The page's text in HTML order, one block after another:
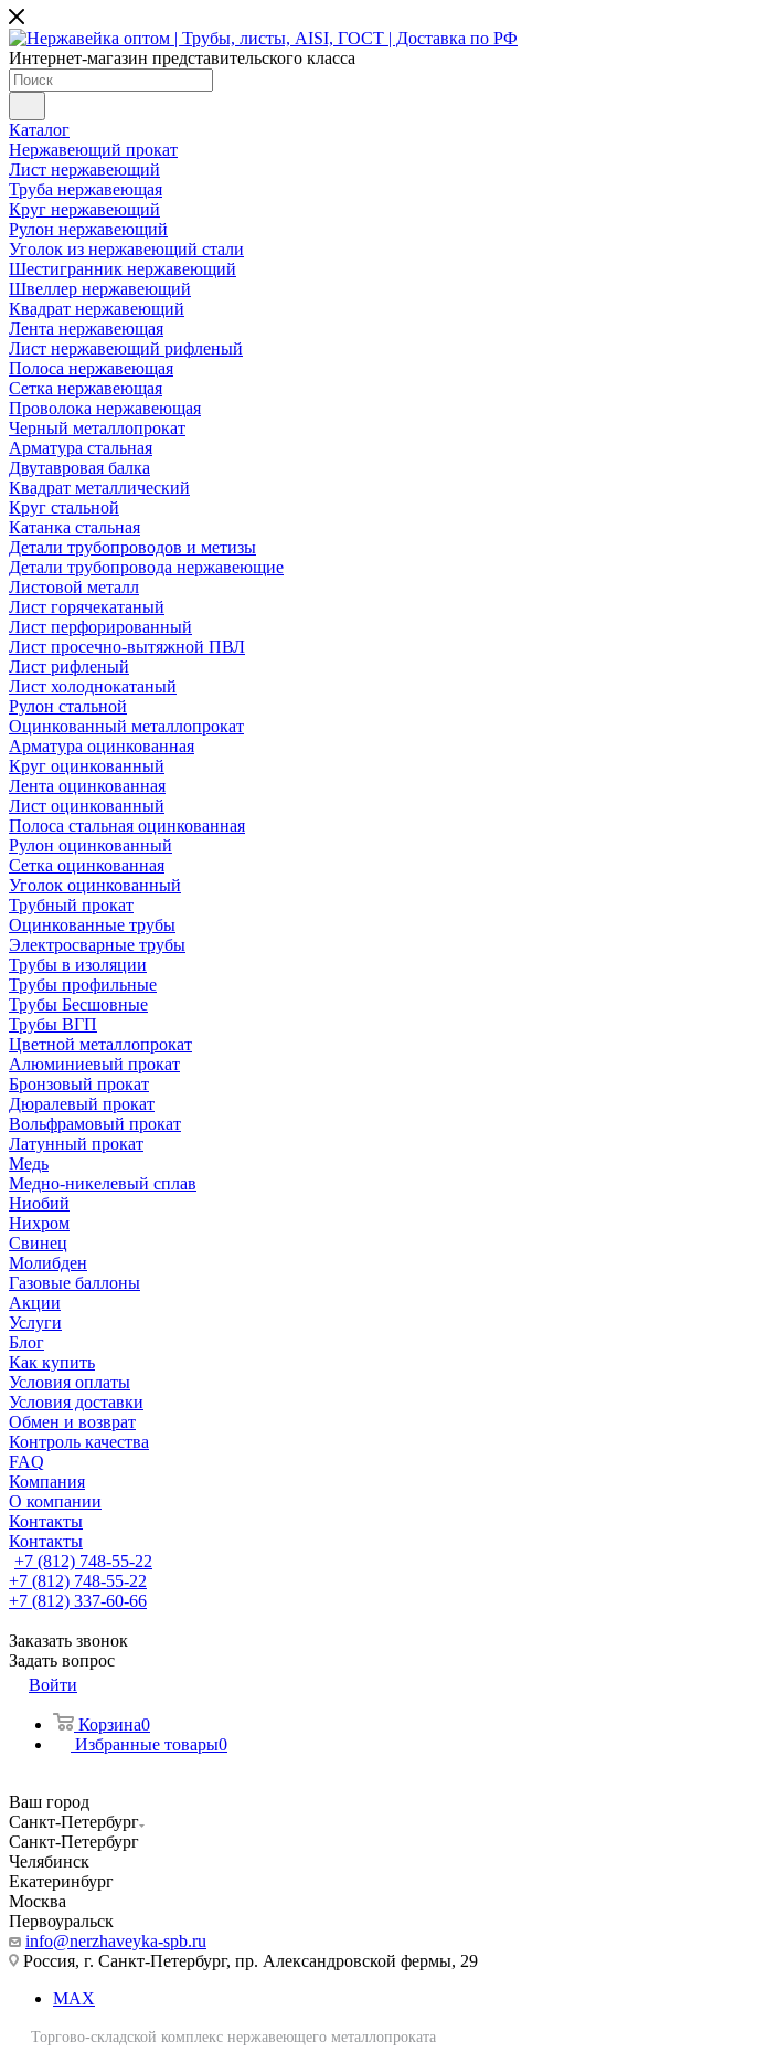
Интернет-магазин представительского класса
Каталог
Нержавеющий прокат
Лист нержавеющий
Труба нержавеющая
Круг нержавеющий
Рулон нержавеющий
Уголок из нержавеющий стали
Шестигранник нержавеющий
Швеллер нержавеющий
Квадрат нержавеющий
Лента нержавеющая
Лист нержавеющий рифленый
Полоса нержавеющая
Сетка нержавеющая
Проволока нержавеющая
Черный металлопрокат
Арматура стальная
Двутавровая балка
Квадрат металлический
Круг стальной
Катанка стальная
Детали трубопроводов и метизы
Детали трубопровода нержавеющие
Листовой металл
Лист горячекатаный
Лист перфорированный
Лист просечно-вытяжной ПВЛ
Лист рифленый
Лист холоднокатаный
Рулон стальной
Оцинкованный металлопрокат
Арматура оцинкованная
Круг оцинкованный
Лента оцинкованная
Лист оцинкованный
Полоса стальная оцинкованная
Рулон оцинкованный
Сетка оцинкованная
Уголок оцинкованный
Трубный прокат
Оцинкованные трубы
Электросварные трубы
Трубы в изоляции
Трубы профильные
Трубы Бесшовные
Трубы ВГП
Цветной металлопрокат
Алюминиевый прокат
Бронзовый прокат
Дюралевый прокат
Вольфрамовый прокат
Латунный прокат
Медь
Медно-никелевый сплав
Ниобий
Нихром
Свинец
Молибден
Газовые баллоны
Акции
Услуги
Блог
Как купить
Условия оплаты
Условия доставки
Обмен и возврат
Контроль качества
FAQ
Компания
О компании
Контакты
Контакты
+7 (812) 748-55-22
+7 (812) 748-55-22
+7 (812) 337-60-66
Заказать звонок
Задать вопрос
Войти
Корзина0
Избранные товары0
Ваш город
Санкт-Петербург
Санкт-Петербург
Челябинск
Екатеринбург
Москва
Первоуральск
info@nerzhaveyka-spb.ru
Россия, г. Санкт-Петербург, пр. Александровской фермы, 29
MAX
Торгово-складской комплекс нержавеющего металлопроката